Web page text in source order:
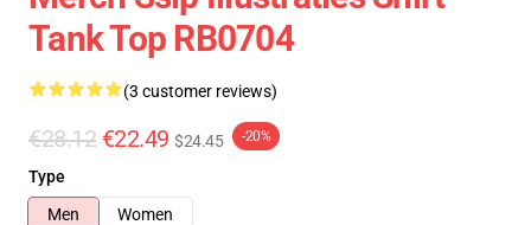
Tank Top RB0704
(3 customer reviews)
€28.12 €22.49 $24.45 -20%
Type
Men
Women